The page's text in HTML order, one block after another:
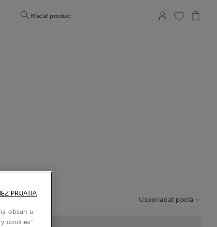
Hľadať produkt
Usporiadať podľa
obsah a
cookies”
PRIJATIA